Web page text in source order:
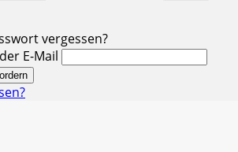
vergessen?
E-Mail